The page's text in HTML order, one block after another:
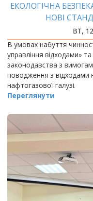
ЕКОЛОГІЧНА
НОВІ
ВТ,
В умовах набуття
управління відходами»
законодавства з
поводження з відходами
нафтогазової галузі.
Переглянути